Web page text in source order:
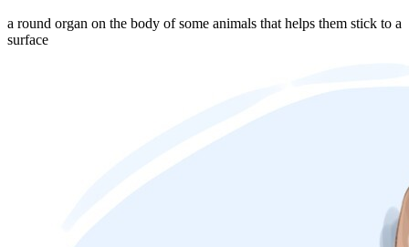
a round organ on the body of some animals that helps them stick to a
surface